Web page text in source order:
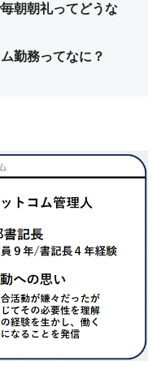
朝朝礼ってどうな
勤務ってなに？